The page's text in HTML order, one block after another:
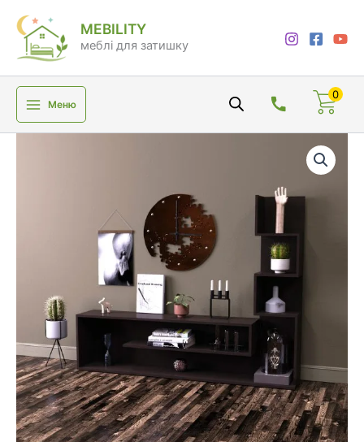
вмісту
MEBILITY
меблі для затишку
Меню
0